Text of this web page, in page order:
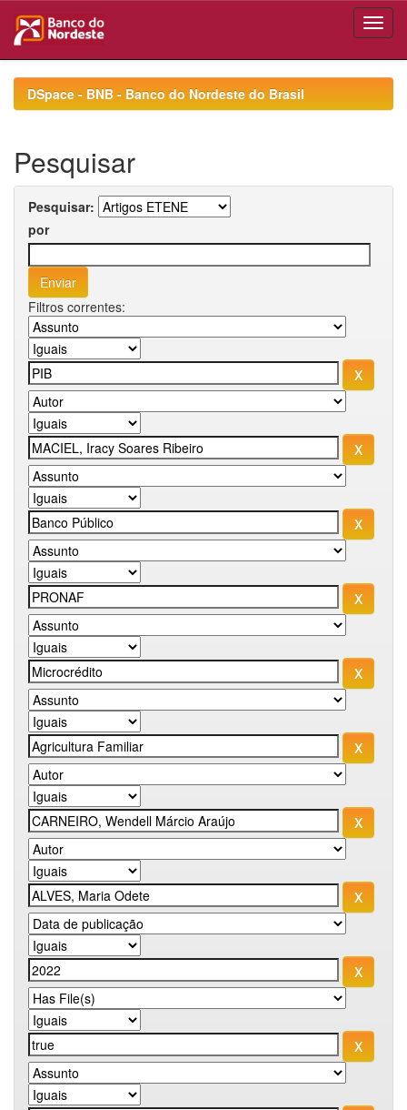
navigationDSpace - BNB - Banco do Nordeste do Brasil
Pesquisar
Pesquisar:
por
Filtros correntes: